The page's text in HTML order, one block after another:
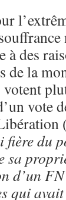
à des
de la
vote
fière du
sa
d’un
qui